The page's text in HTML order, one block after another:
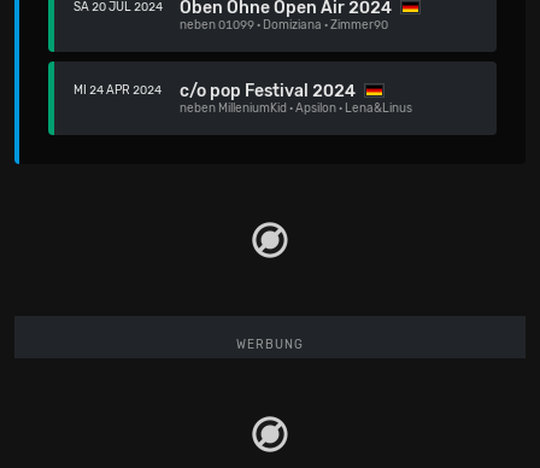
SA 20 JUL 2024 Oben Ohne Open Air 2024
neben01099· Domiziana ·Zimmer90
MI 24 APR 2024 c/o pop Festival 2024
neben MilleniumKid ·Apsilon· Lena&Linus
WERBUNG